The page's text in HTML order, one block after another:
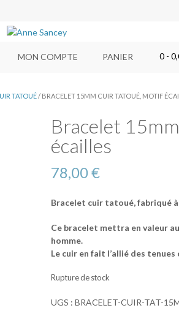
MON COMPTE PANIER 0-
TATOUÉ/ BRACELET 15MM CUIR TATOUÉ, MOTIF
Bracelet
écailles
78,00€
Bracelet cuir tatoué, fabriqué
Ce bracelet mettra en valeur
homme.
Le cuir en fait l’allié des
Rupture de stock
UGS : BRACELET-CUIR-TAT-